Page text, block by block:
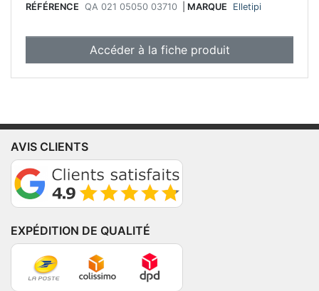
RÉFÉRENCE QA 021 05050 03710 MARQUE Elletipi
Accéder à la fiche produit
AVIS CLIENTS
EXPÉDITION DE QUALITÉ